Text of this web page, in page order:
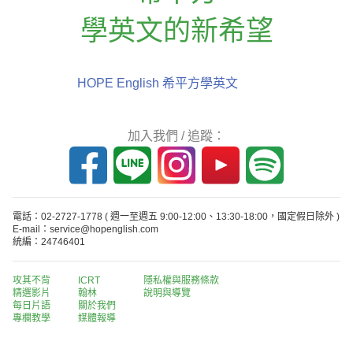
學英文的新希望
HOPE English 希平方學英文
加入我們 / 追蹤：
電話：02-2727-1778 ( 週一至週五 9:00-12:00、13:30-18:00，國定假日除外 )
E-mail：service@hopenglish.com
統編：24746401
攻其不背
精選影片
每日片語
專欄教學
ICRT
翰林
關於我們
媒體報導
隱私權與服務條款
說明與導覽